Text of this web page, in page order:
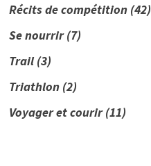
Récits de compétition(42)
Se nourrir(7)
Trail(3)
Triathlon(2)
Voyager et courir(11)